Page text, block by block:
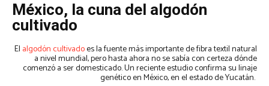
México, la cuna del algodón
cultivado
El algodón cultivadoes la fuente más importante de fibra textil natural
a nivel mundial, pero hasta ahora no se sabía con certeza dónde
comenzó a ser domesticado. Un reciente estudio confirma su linaje
genético en México, en el estado de Yucatán.